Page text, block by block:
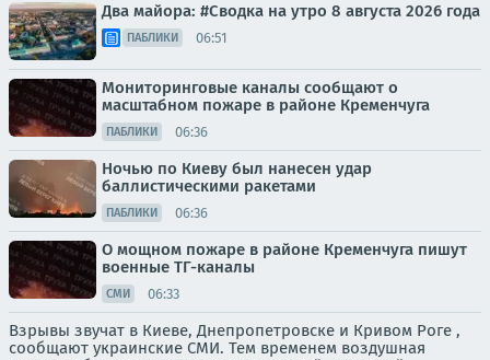
Два майора: #Сводка на утро 8 августа 2026 года
ПАБЛИКИ 06:51
Мониторинговые каналы сообщают о
масштабном пожаре в районе Кременчуга
ПАБЛИКИ 06:36
Ночью по Киеву был нанесен удар
баллистическими ракетами
ПАБЛИКИ 06:36
О мощном пожаре в районе Кременчуга пишут
военные ТГ-каналы
СМИ 06:33
Взрывы звучат в Киеве, Днепропетровске и Кривом Роге ,
сообщают украинские СМИ. Тем временем воздушная